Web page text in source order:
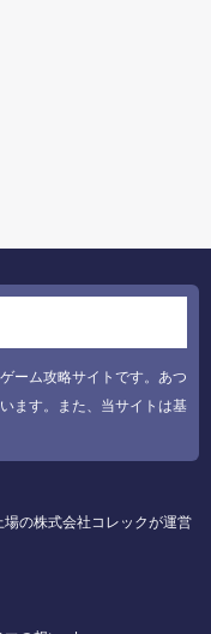
ーム攻略サイトです。あつ
ます。また、当サイトは基
の株式会社コレックが運営